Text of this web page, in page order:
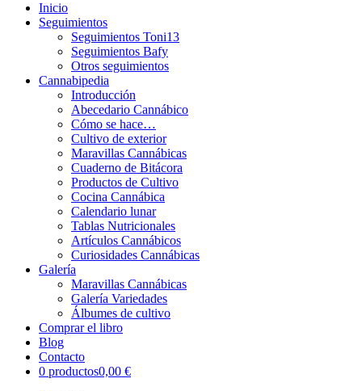
Inicio
Seguimientos
Seguimientos Toni13
Seguimientos Bafy
Otros seguimientos
Cannabipedia
Introducción
Abecedario Cannábico
Cómo se hace…
Cultivo de exterior
Maravillas Cannábicas
Cuaderno de Bitácora
Productos de Cultivo
Cocina Cannábica
Calendario lunar
Tablas Nutricionales
Artículos Cannábicos
Curiosidades Cannábicas
Galería
Maravillas Cannábicas
Galería Variedades
Álbumes de cultivo
Comprar el libro
Blog
Contacto
0 productos0,00 €